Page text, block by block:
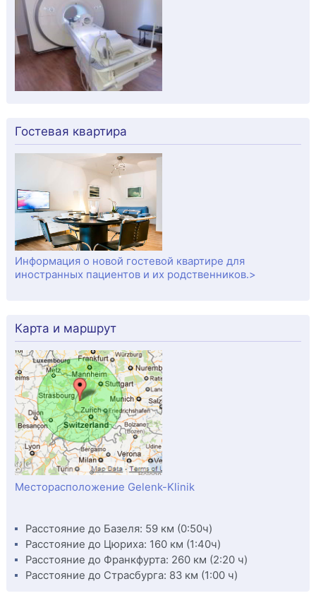
Гостевая квартира
Информация о новой гостевой квартире для
иностранных пациентов и их родственников.>
Карта и маршрут
Месторасположение Gelenk-Klinik
Расстояние до Базеля: 59 км (0:50ч)
Расстояние до Цюриха: 160 км (1:40ч)
Расстояние до Франкфурта: 260 км (2:20 ч)
Расстояние до Страсбурга: 83 км (1:00 ч)